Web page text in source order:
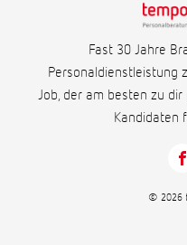
Fast 30 Jahre
Personaldienstleistung
Job, der am besten zu
Kandidaten
© 2026